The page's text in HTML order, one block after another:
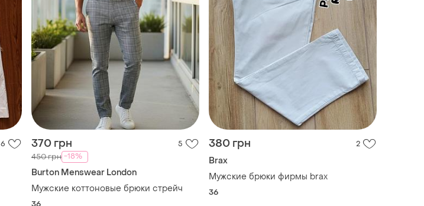
6
370 грн 5
450 грн -18%
Burton Menswear London
Мужские коттоновые брюки стрейч
36
380 грн 2
Brax
Мужские брюки фирмы brax
36